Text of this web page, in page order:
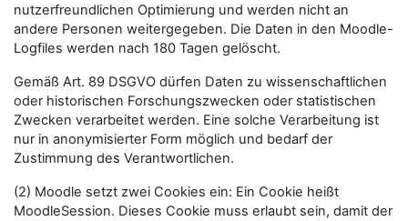
nutzerfreundlichen Optimierung und werden nicht an
andere Personen weitergegeben. Die Daten in den Moodle-
Logfiles werden nach 180 Tagen gelöscht.
Gemäß Art. 89 DSGVO dürfen Daten zu wissenschaftlichen
oder historischen Forschungszwecken oder statistischen
Zwecken verarbeitet werden. Eine solche Verarbeitung ist
nur in anonymisierter Form möglich und bedarf der
Zustimmung des Verantwortlichen.
(2) Moodle setzt zwei Cookies ein: Ein Cookie heißt
MoodleSession. Dieses Cookie muss erlaubt sein, damit der